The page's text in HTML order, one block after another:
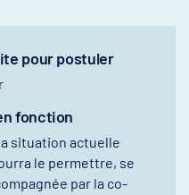
pour postuler
fonction
situation actuelle
le permettre, se
par la co-